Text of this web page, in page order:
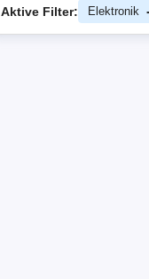
Aktive Filter: Elektronik